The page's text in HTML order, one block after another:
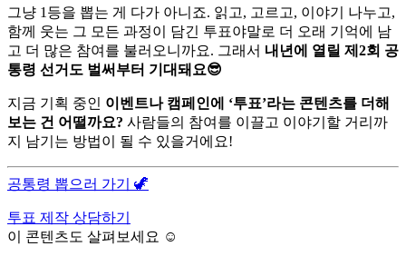
그냥 1등을 뽑는 게 다가 아니죠. 읽고, 고르고, 이야기 나누고,
함께 웃는 그 모든 과정이 담긴 투표야말로 더 오래 기억에 남
고 더 많은 참여를 불러오니까요. 그래서 내년에 열릴 제2회 공
통령 선거도 벌써부터 기대돼요😎
지금 기획 중인 이벤트나 캠페인에 ‘투표’라는 콘텐츠를 더해
보는 건 어떨까요? 사람들의 참여를 이끌고 이야기할 거리까
지 남기는 방법이 될 수 있을거에요!
공통령 뽑으러 가기 🦖
투표 제작 상담하기
이 콘텐츠도 살펴보세요 ☺️